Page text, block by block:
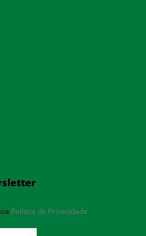
Política de Privacidade